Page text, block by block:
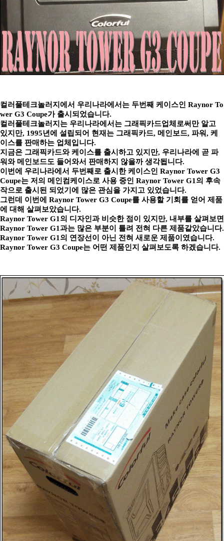
컬러풀테크놀러지에서 우리나라에서는 두번째 케이스인 Raynor To
wer G3 Coupe가 출시되었습니다.
컬러풀테크놀러지는 우리나라에서는 그래픽카드업체로써만 알고
있지만, 1995년에 설립되어 현재는 그래픽카드, 메인보드, 파워, 케
이스를 판매하는 업체입니다.
지금은 그래픽카드와 케이스를 출시하고 있지만, 우리나라에 곧 파
워와 메인보드도 들어와서 판매하지 않을까 생각됩니다.
이번에 우리나라에서 두번째로 출시한 케이스인 Raynor Tower G3
Coupe는 저의 메인컴케이스로 사용 중인 Raynor Tower G1의 후속
작으로 출시된 되었기에 많은 관심을 가지고 있었습니다.
그런데 이번에 Raynor Tower G3 Coupe를 사용할 기회를 얻어 제품
에 대해 살펴보았습니다.
Raynor Tower G1의 디자인과 비슷한 점이 있지만, 내부를 살펴보면
Raynor Tower G1과는 많은 부분이 틀려 전혀 다른 제품같았습니다.
Raynor Tower G1의 연장선이 아닌 전혀 새로운 제품이였습니다.
Raynor Tower G3 Coupe는 어떤 제품인지 살펴보도록 하겠습니다.